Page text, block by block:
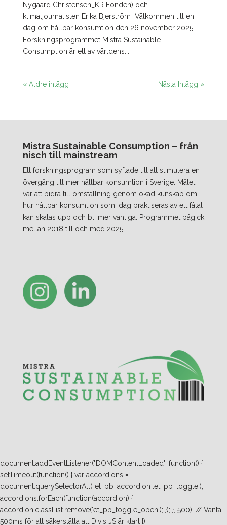
Nygaard Christensen_KR Fonden) och
klimatjournalisten Erika Bjerström Välkommen till en
dag om hållbar konsumtion den 26 november 2025!
Forskningsprogrammet Mistra Sustainable
Consumption är ett av världens...
« Äldre inlägg Nästa Inlägg »
Mistra Sustainable Consumption – från
nisch till mainstream
Ett forskningsprogram som syftade till att stimulera en
övergång till mer hållbar konsumtion i Sverige. Målet
var att bidra till omställning genom ökad kunskap om
hur hållbar konsumtion som idag praktiseras av ett fåtal
kan skalas upp och bli mer vanliga. Programmet pågick
mellan 2018 till och med 2025.
document.addEventListener("DOMContentLoaded", function() {
setTimeout(function() { var accordions =
document.querySelectorAll('.et_pb_accordion .et_pb_toggle');
accordions.forEach(function(accordion) {
accordion.classList.remove('et_pb_toggle_open'); }); }, 500); // Vänta
500ms för att säkerställa att Divis JS är klart });